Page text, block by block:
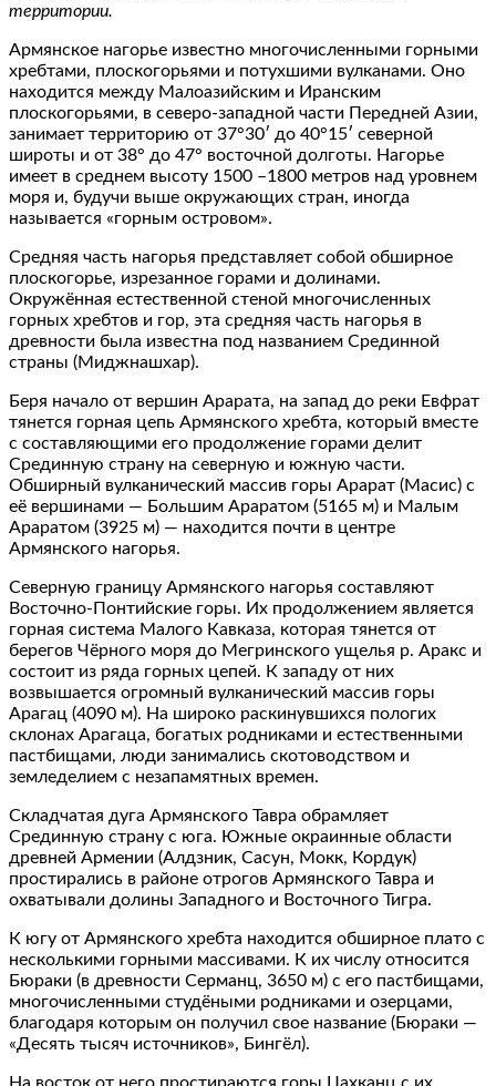
территории.
Армянское нагорье известно многочисленными горными
хребтами, плоскогорьями и потухшими вулканами. Оно
находится между Малоазийским и Иранским
плоскогорьями, в северо‐западной части Передней Азии,
занимает территорию от 37°30′ до 40°15′ северной
широты и от 38° до 47° восточной долготы. Нагорье
имеет в среднем высоту 1500 –1800 метров над уровнем
моря и, будучи выше окружающих стран, иногда
называется «горным островом».
Средняя часть нагорья представляет собой обширное
плоскогорье, изрезанное горами и долинами.
Окружённая естественной стеной многочисленных
горных хребтов и гор, эта средняя часть нагорья в
древности была известна под названием Срединной
страны (Миджнашхар).
Беря начало от вершин Арарата, на запад до реки Евфрат
тянется горная цепь Армянского хребта, который вместе
с составляющими его продолжение горами делит
Срединную страну на северную и южную части.
Обширный вулканический массив горы Арарат (Масис) с
её вершинами — Большим Араратом (5165 м) и Малым
Араратом (3925 м) — находится почти в центре
Армянского нагорья.
Северную границу Армянского нагорья составляют
Восточно‐Понтийские горы. Их продолжением является
горная система Малого Кавказа, которая тянется от
берегов Чёрного моря до Мегринского ущелья р. Аракс и
состоит из ряда горных цепей. К западу от них
возвышается огромный вулканический массив горы
Арагац (4090 м). На широко раскинувшихся пологих
склонах Арагаца, богатых родниками и естественными
пастбищами, люди занимались скотоводством и
земледелием с незапамятных времен.
Складчатая дуга Армянского Тавра обрамляет
Срединную страну с юга. Южные окраинные области
древней Армении (Алдзник, Сасун, Мокк, Кордук)
простирались в районе отрогов Армянского Тавра и
охватывали долины Западного и Восточного Тигра.
К югу от Армянского хребта находится обширное плато с
несколькими горными массивами. К их числу относится
Бюраки (в древности Серманц, 3650 м) с его пастбищами,
многочисленными студёными родниками и озерцами,
благодаря которым он получил свое название (Бюраки —
«Десять тысяч источников», Бингёл).